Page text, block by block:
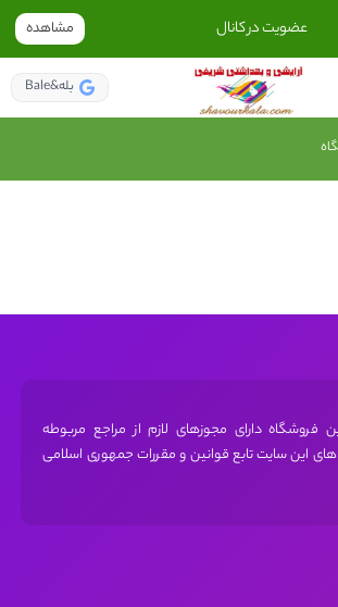
عضویت در کانال مشاهده
Bale&بله
فروشگاه دارای مجوز‌های لازم از مراجع مربوطه
این سایت تابع قوانین و مقررات جمهوری اسلامی